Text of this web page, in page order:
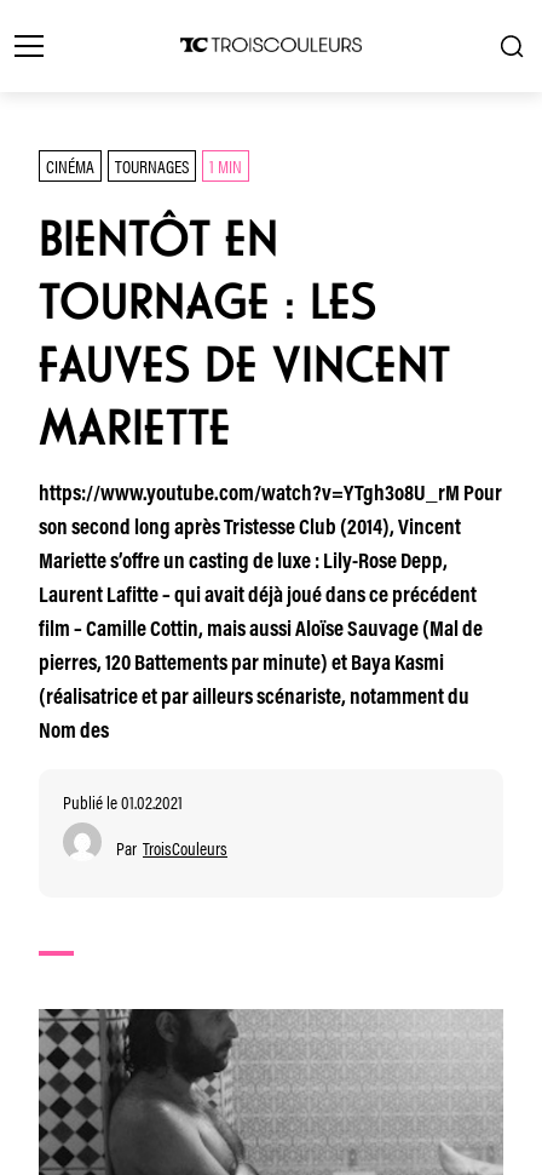
CINÉMA TOURNAGES 1 MIN
BIENTÔT EN
TOURNAGE : LES
FAUVES DE VINCENT
MARIETTE
https://www.youtube.com/watch?v=YTgh3o8U_rM Pour
son second long après Tristesse Club (2014), Vincent
Mariette s’offre un casting de luxe : Lily-Rose Depp,
Laurent Lafitte – qui avait déjà joué dans ce précédent
film – Camille Cottin, mais aussi Aloïse Sauvage (Mal de
pierres, 120 Battements par minute) et Baya Kasmi
(réalisatrice et par ailleurs scénariste, notamment du
Nom des
Publié le 01.02.2021
Par TroisCouleurs